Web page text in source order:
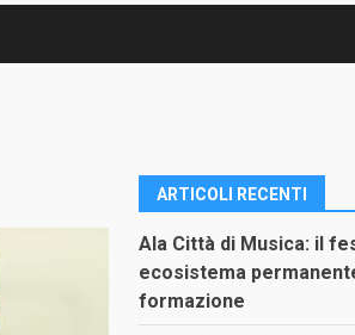
ARTICOLI RECENTI
Ala Città di Musica: il
ecosistema
formazione